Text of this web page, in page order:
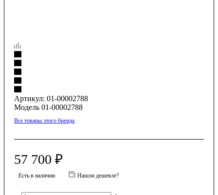
Артикул: 01-00002788
Модель 01-00002788
Все товары этого бренда
57 700 ₽
Есть в наличии Нашли дешевле?